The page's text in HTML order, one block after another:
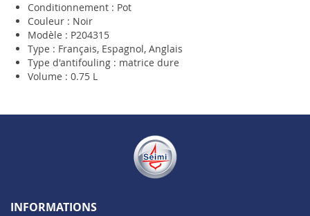
Conditionnement : Pot
Couleur : Noir
Modèle : P204315
Type : Français, Espagnol, Anglais
Type d'antifouling : matrice dure
Volume : 0.75 L
INFORMATIONS